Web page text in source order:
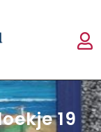
19